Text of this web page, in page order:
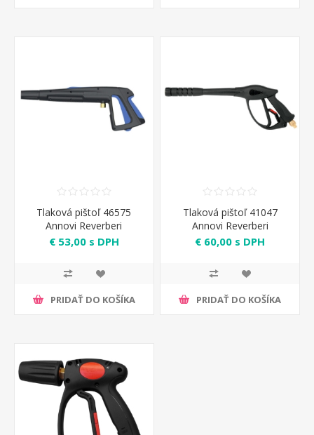
Tlaková pištoľ 46575
Annovi Reverberi
€ 53,00 s DPH
PRIDAŤ DO KOŠÍKA
Tlaková pištoľ 41047
Annovi Reverberi
€ 60,00 s DPH
PRIDAŤ DO KOŠÍKA